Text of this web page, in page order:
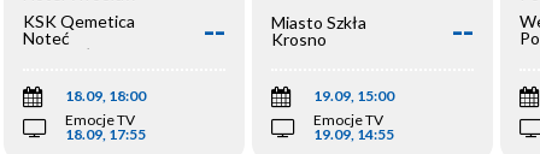
KSK Qemetica
Noteć
Inowrocław
--
18.09, 18:00
Emocje TV
18.09, 17:55
Miasto Szkła
Krosno
--
19.09, 15:00
Emocje TV
19.09, 14:55